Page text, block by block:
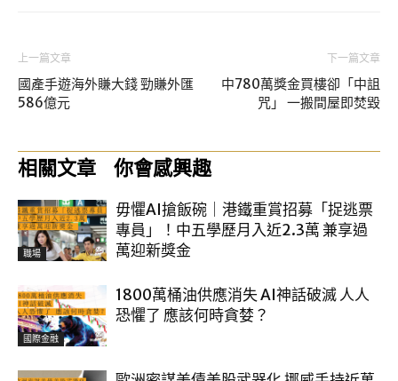
上一篇文章
國產手遊海外賺大錢 勁賺外匯
586億元
下一篇文章
中780萬獎金買樓卻「中詛
咒」 一搬間屋即焚毀
相關文章 你會感興趣
職場
毋懼AI搶飯碗｜港鐵重賞招募「捉逃票
專員」！中五學歷月入近2.3萬 兼享過
萬迎新獎金
國際金融
1800萬桶油供應消失 AI神話破滅 人人
恐懼了 應該何時貪婪？